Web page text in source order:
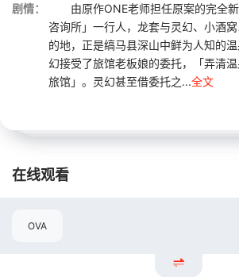
剧情：
由原作ONE老师担任原案的完全
咨询所」一行人，龙套与灵幻、小酒
的地，正是缟马县深山中鲜为人知的
幻接受了旅馆老板娘的委托，「弄清
旅馆」。灵幻甚至借委托之...全文
在线观看
OVA